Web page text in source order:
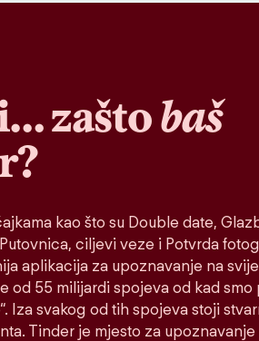
zaštobaš
kao što su Double date,
ciljevi veze i Potvrda
aplikacija za upoznavanje na
od 55 milijardi spojeva od kad smo
Iza svakog od tih spojeva stoji
Tinder je mjesto za upoznavanje